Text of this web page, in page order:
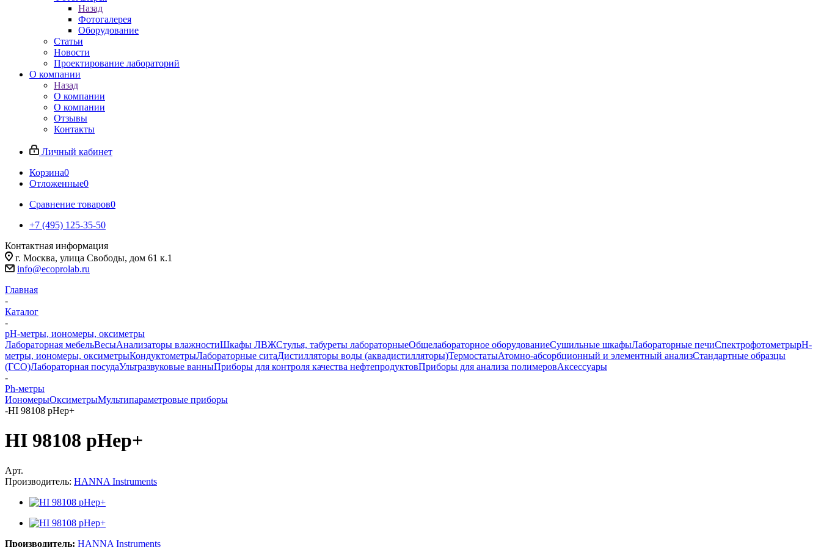
Назад
Фотогалерея
Оборудование
Статьи
Новости
Проектирование лабораторий
О компании
Назад
О компании
О компании
Отзывы
Контакты
Личный кабинет
Корзина0
Отложенные0
Сравнение товаров0
+7 (495) 125-35-50
Контактная информация
г. Москва, улица Свободы, дом 61 к.1
info@ecoprolab.ru
Главная
-
Каталог
-
pH-метры, иономеры, оксиметры
Лабораторная мебельВесыАнализаторы влажностиШкафы ЛВЖСтулья, табуреты лабораторныеОбщелабораторное оборудованиеСушильные шкафыЛабораторные печиСпектрофотометрыpH-
метры, иономеры, оксиметрыКондуктометрыЛабораторные ситаДистилляторы воды (аквадистилляторы)ТермостатыАтомно-абсорбционный и элементный анализСтандартные образцы
(ГСО)Лабораторная посудаУльтразвуковые ванныПриборы для контроля качества нефтепродуктовПриборы для анализа полимеровАксессуары
-
Ph-метры
ИономерыОксиметрыМультипараметровые приборы
-HI 98108 pHep+
HI 98108 pHep+
Арт.
Производитель: HANNA Instruments
Производитель: HANNA Instruments